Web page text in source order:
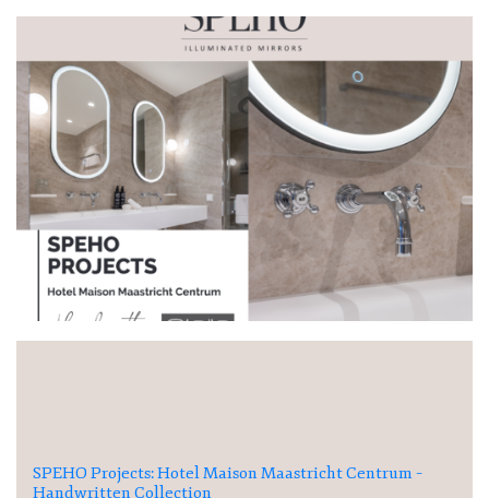
SPEHO Projects: Hotel Maison Maastricht Centrum –
Handwritten Collection